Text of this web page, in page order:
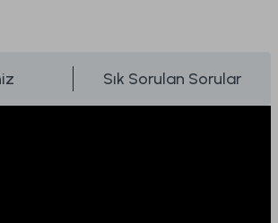
Sık Sorulan Sorular